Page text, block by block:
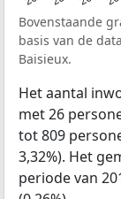
Bovenstaande
basis van de
Baisieux.
Het aantal
met 26
tot 809
3,32%). Het
periode van